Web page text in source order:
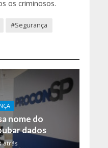
os criminosos.
#Segurança
nome do
dados
atrás